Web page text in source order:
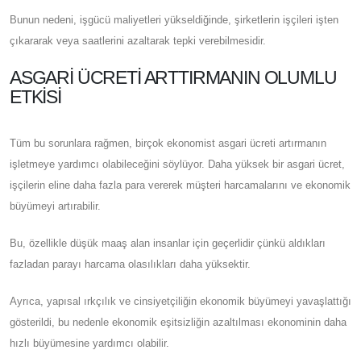
Bunun nedeni, işgücü maliyetleri yükseldiğinde, şirketlerin işçileri işten
çıkararak veya saatlerini azaltarak tepki verebilmesidir.
ASGARI ÜCRETI ARTTIRMANIN OLUMLU
ETKISI
Tüm bu sorunlara rağmen, birçok ekonomist asgari ücreti artırmanın
işletmeye yardımcı olabileceğini söylüyor. Daha yüksek bir asgari ücret,
işçilerin eline daha fazla para vererek müşteri harcamalarını ve ekonomik
büyümeyi artırabilir.
Bu, özellikle düşük maaş alan insanlar için geçerlidir çünkü aldıkları
fazladan parayı harcama olasılıkları daha yüksektir.
Ayrıca, yapısal ırkçılık ve cinsiyetçiliğin ekonomik büyümeyi yavaşlattığı
gösterildi, bu nedenle ekonomik eşitsizliğin azaltılması ekonominin daha
hızlı büyümesine yardımcı olabilir.